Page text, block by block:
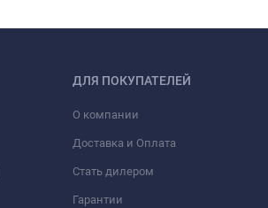
ДЛЯ ПОКУПАТЕЛЕЙ
О компании
Доставка и Оплата
Стать дилером
Гарантии